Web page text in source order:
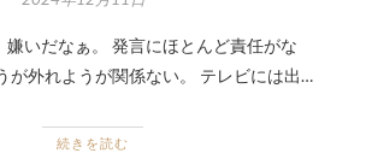
嫌いだなぁ。 発言にほとんど責任がな
が外れようが関係ない。 テレビには出…
続きを読む